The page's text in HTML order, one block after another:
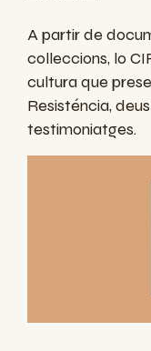
A partir de
colleccions, lo
cultura que
Resisténcia,
testimoniatges.